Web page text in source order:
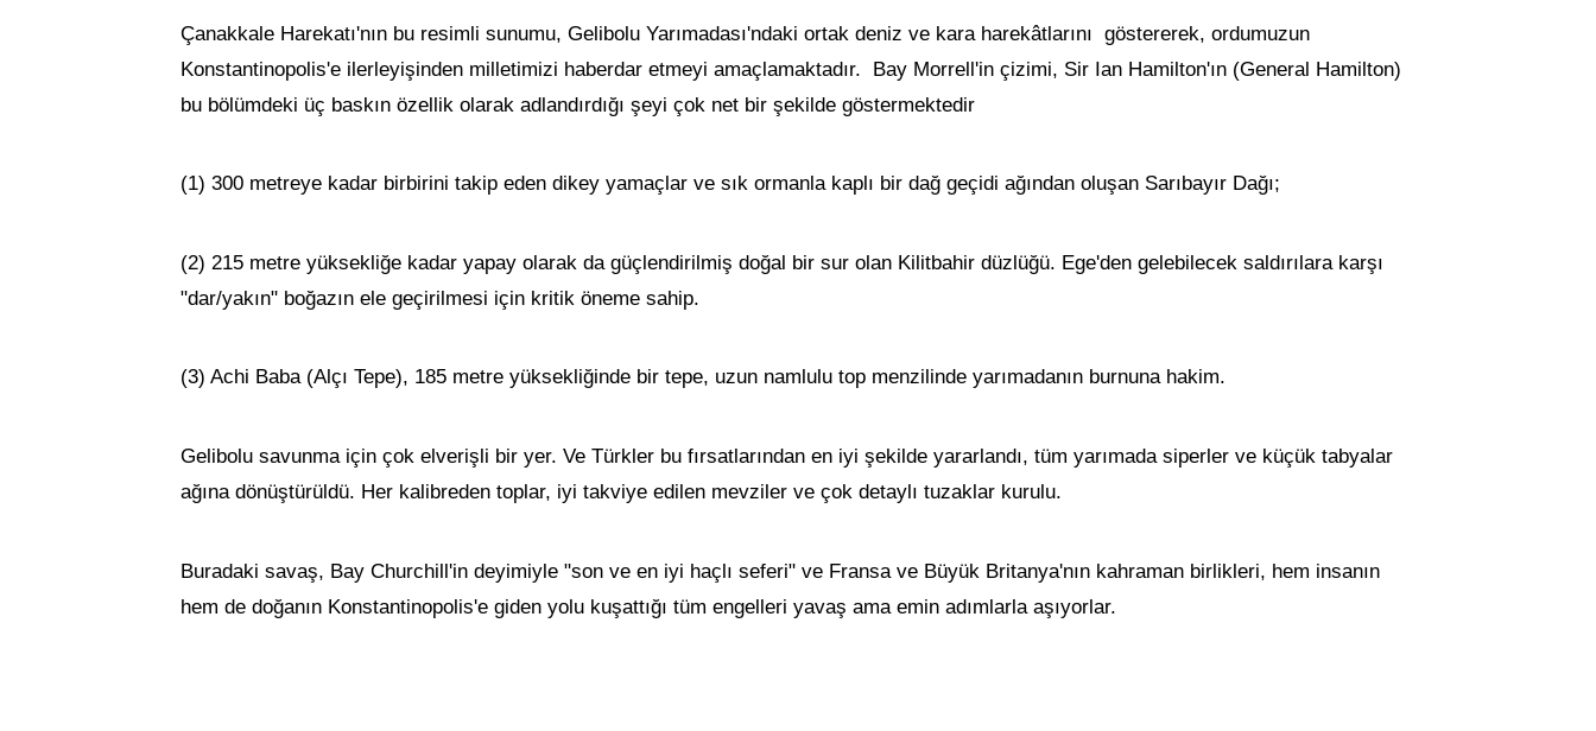
Çanakkale Harekatı'nın bu resimli sunumu, Gelibolu Yarımadası'ndaki ortak deniz ve kara harekâtlarını göstererek, ordumuzun
Konstantinopolis'e ilerleyişinden milletimizi haberdar etmeyi amaçlamaktadır. Bay Morrell'in çizimi, Sir Ian Hamilton'ın (General Hamilton)
bu bölümdeki üç baskın özellik olarak adlandırdığı şeyi çok net bir şekilde göstermektedir
(1) 300 metreye kadar birbirini takip eden dikey yamaçlar ve sık ormanla kaplı bir dağ geçidi ağından oluşan Sarıbayır Dağı;
(2) 215 metre yüksekliğe kadar yapay olarak da güçlendirilmiş doğal bir sur olan Kilitbahir düzlüğü. Ege'den gelebilecek saldırılara karşı
"dar/yakın" boğazın ele geçirilmesi için kritik öneme sahip.
(3) Achi Baba (Alçı Tepe), 185 metre yüksekliğinde bir tepe, uzun namlulu top menzilinde yarımadanın burnuna hakim.
Gelibolu savunma için çok elverişli bir yer. Ve Türkler bu fırsatlarından en iyi şekilde yararlandı, tüm yarımada siperler ve küçük tabyalar
ağına dönüştürüldü. Her kalibreden toplar, iyi takviye edilen mevziler ve çok detaylı tuzaklar kurulu.
Buradaki savaş, Bay Churchill'in deyimiyle "son ve en iyi haçlı seferi" ve Fransa ve Büyük Britanya'nın kahraman birlikleri, hem insanın
hem de doğanın Konstantinopolis'e giden yolu kuşattığı tüm engelleri yavaş ama emin adımlarla aşıyorlar.